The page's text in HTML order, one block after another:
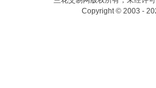
Copyright © 2003 -